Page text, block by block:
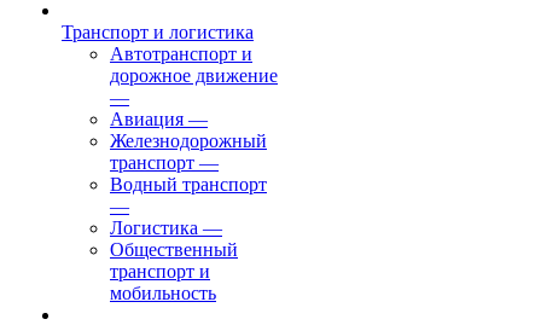
Транспорт и логистика
Автотранспорт и
дорожное движение
—
Авиация —
Железнодорожный
транспорт —
Водный транспорт
—
Логистика —
Общественный
транспорт и
мобильность